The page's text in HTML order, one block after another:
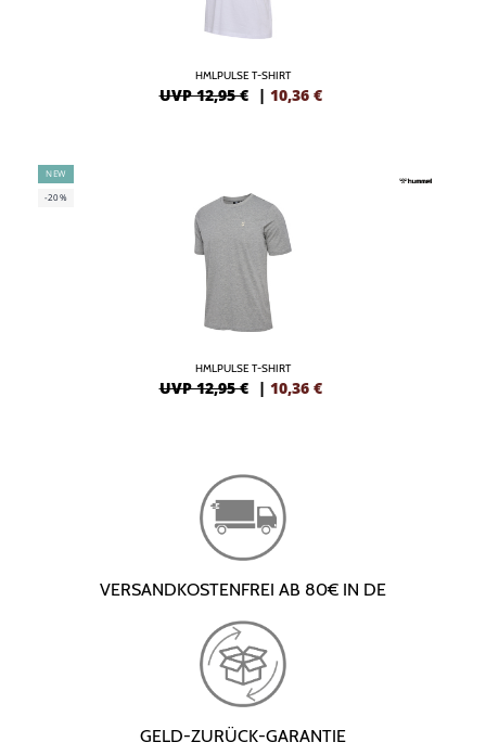
HMLPULSE T-SHIRT
UVP 12,95 € | 10,36 €
NEW
-20%
HMLPULSE T-SHIRT
UVP 12,95 € | 10,36 €
VERSANDKOSTENFREI AB 80€ IN DE
GELD-ZURÜCK-GARANTIE